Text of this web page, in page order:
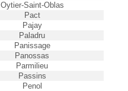
Oytier-Saint-Oblas
Pact
Pajay
Paladru
Panissage
Panossas
Parmilieu
Passins
Penol